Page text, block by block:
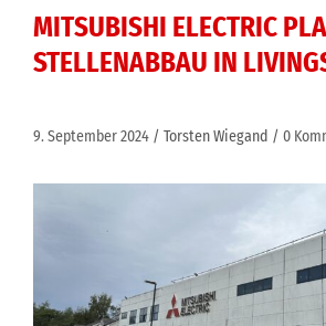
MITSUBISHI ELECTRIC
STELLENABBAU IN
9. September 2024 Torsten Wiegand 0